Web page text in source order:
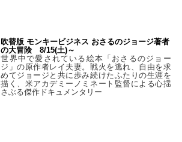
吹替版 モンキービジネス おさるのジョージ著者
の大冒険 8/15(土)～
世界中で愛されている絵本「おさるのジョー
ジ」の原作者レイ夫妻。戦火を逃れ、自由を求
めてジョージと共に歩み続けたふたりの生涯を
描く、米アカデミーノミネート監督による心揺
さぶる傑作ドキュメンタリー